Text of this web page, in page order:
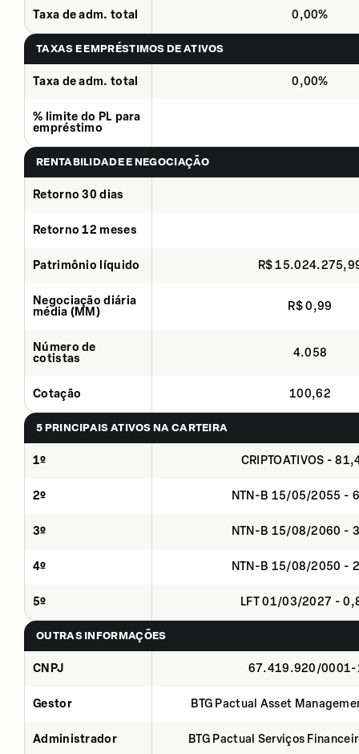
Taxa de adm. total 0,00%
TAXAS E EMPRÉSTIMOS DE ATIVOS
Taxa de adm. total 0,00%
% limite do PL para
empréstimo
RENTABILIDADE E NEGOCIAÇÃO
Retorno 30 dias
Retorno 12 meses
Patrimônio líquido R$
Negociação diária
média (MM)
R$ 0,99
Número de
cotistas
4.058
Cotação 100,62
5 PRINCIPAIS ATIVOS NA CARTEIRA
1º CRIPTOATIVOS -
2º NTN-B 15/05/2055 -
3º NTN-B 15/08/2060 -
4º NTN-B 15/08/2050 -
5º LFT 01/03/2027 -
OUTRAS INFORMAÇÕES
CNPJ 67.419.920/0001-
Gestor BTG Pactual Asset
Administrador BTG Pactual Serviços